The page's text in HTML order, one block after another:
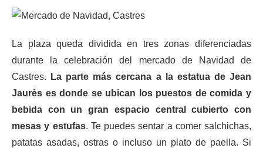
La plaza queda dividida en tres zonas diferenciadas
durante la celebración del mercado de Navidad de
Castres.
La parte más cercana a la estatua de Jean
Jaurès es donde se ubican los puestos de comida y
bebida con un gran espacio central cubierto con
mesas y estufas. Te puedes sentar a comer salchichas,
patatas asadas, ostras o incluso un plato de paella. Si